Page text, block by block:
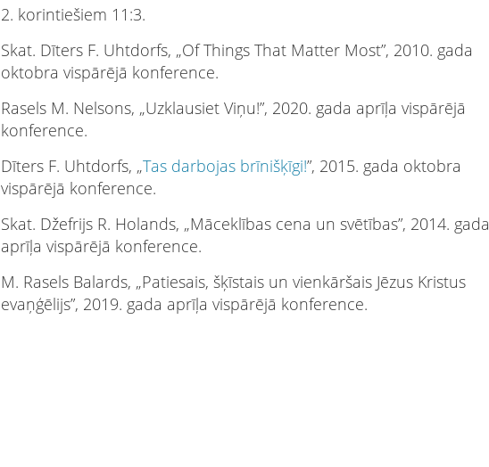
2. korintiešiem 11:3.
Skat. Dīters F. Uhtdorfs, „Of Things That Matter Most”, 2010. gada
oktobra vispārējā konference.
Rasels M. Nelsons, „Uzklausiet Viņu!”, 2020. gada aprīļa vispārējā
konference.
Dīters F. Uhtdorfs, „Tas darbojas brīnišķīgi!”, 2015. gada oktobra
vispārējā konference.
Skat. Džefrijs R. Holands, „Māceklības cena un svētības”, 2014. gada
aprīļa vispārējā konference.
M. Rasels Balards, „Patiesais, šķīstais un vienkāršais Jēzus Kristus
evaņģēlijs”, 2019. gada aprīļa vispārējā konference.